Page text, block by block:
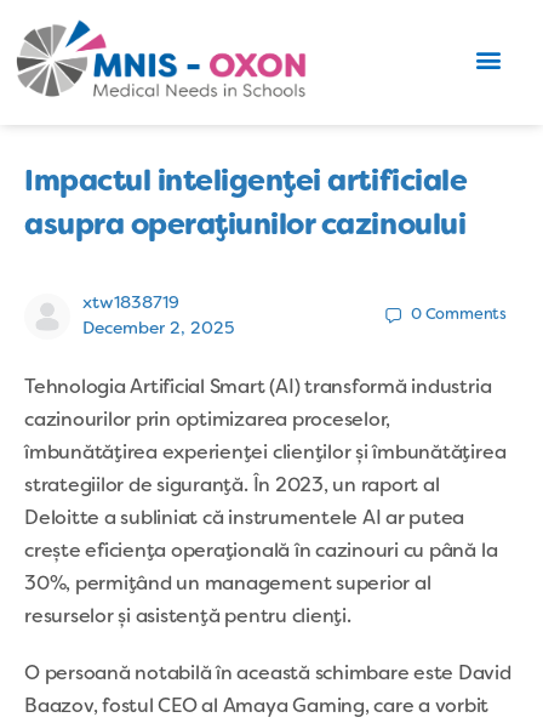
Impactul inteligenței artificiale
asupra operațiunilor cazinoului
xtw1838719
December 2, 2025
0 Comments
Tehnologia Artificial Smart (AI) transformă industria
cazinourilor prin optimizarea proceselor,
îmbunătățirea experienței clienților și îmbunătățirea
strategiilor de siguranță. În 2023, un raport al
Deloitte a subliniat că instrumentele AI ar putea
crește eficiența operațională în cazinouri cu până la
30%, permițând un management superior al
resurselor și asistență pentru clienți.
O persoană notabilă în această schimbare este David
Baazov, fostul CEO al Amaya Gaming, care a vorbit